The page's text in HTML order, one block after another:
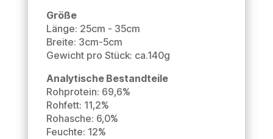
Größe
Länge: 25cm - 35cm
Breite: 3cm-5cm
Gewicht pro Stück: ca.140g
Analytische Bestandteile
Rohprotein: 69,6%
Rohfett: 11,2%
Rohasche: 6,0%
Feuchte: 12%